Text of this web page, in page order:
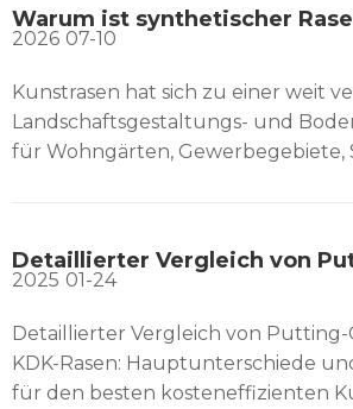
auch von einem entscheidenden
Kunstrasen hat sich zu einer weit
Landschaftsgestaltungs- und
für Wohngärten, Gewerbegebiete,
ersetzt Kunstrasen die Tradition
2026 07-10
Detaillierter Vergleich von Putting-
KDK-Rasen: Hauptunterschiede
für den besten kosteneffizienten
2025 01-24